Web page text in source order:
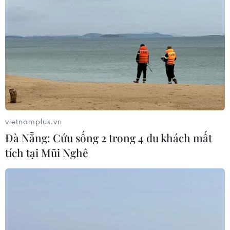
đóng góp
07/08/2026 10:30
Bộ Giáo dục và Đào tạo công bố
khung thời gian cố định từ năm học
2026-2027
07/08/2026 08:02
Thi lại tại Trường THPT Chuyên
vietnamplus.vn
Đà Nẵng: Cứu sống 2 trong 4 du khách mất
tích tại Mũi Nghê